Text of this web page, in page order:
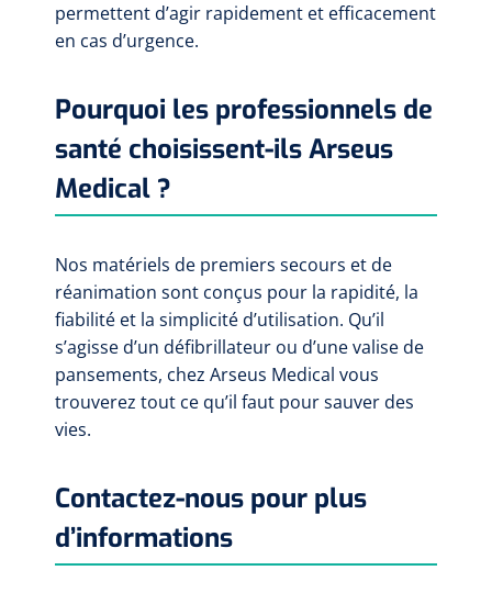
permettent d’agir rapidement et efficacement
en cas d’urgence.
Pourquoi les professionnels de
santé choisissent-ils Arseus
Medical ?
Nos matériels de premiers secours et de
réanimation sont conçus pour la rapidité, la
fiabilité et la simplicité d’utilisation. Qu’il
s’agisse d’un défibrillateur ou d’une valise de
pansements, chez Arseus Medical vous
trouverez tout ce qu’il faut pour sauver des
vies.
Contactez-nous pour plus
d’informations